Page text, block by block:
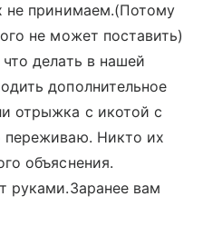
не принимаем.(Потому
не может поставить)
делать в нашей
дополнительное
отрыжка с икотой с
переживаю. Никто их
объяснения.
руками.Заранее вам